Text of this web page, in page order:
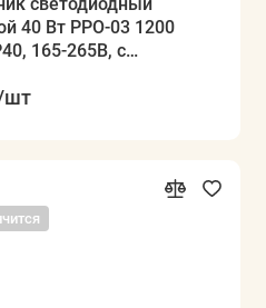
40 Вт PPO-03 1200
165-265В, с
шт